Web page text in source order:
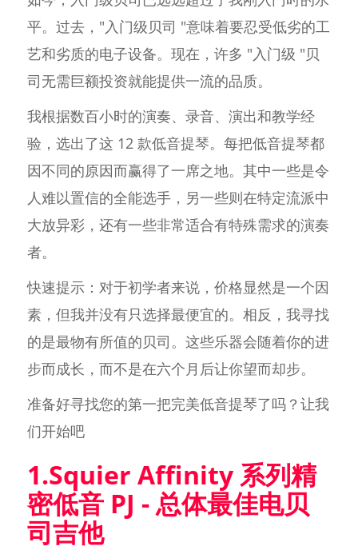
平。过去，"入门级贝司 "意味着要忍受低劣的工
艺和劣质的电子设备。现在，许多 "入门级 "贝
司无需巨额投资就能提供一流的品质。
我根据数百小时的演奏、录音、演出和教学经
验，选出了这 12 款低音提琴。每把低音提琴都
因不同的原因而赢得了一席之地。其中一些是令
人难以置信的全能选手，另一些则在特定流派中
大放异彩，还有一些非常适合有特殊需求的演奏
者。
快速提示：对于初学者来说，价格显然是一个因
素，但我并没有只选择最便宜的。相反，我寻找
的是最物有所值的贝司。这些乐器会随着你的进
步而成长，而不是在六个月后让你望而却步。
准备好寻找您的第一把完美低音提琴了吗？让我
们开始吧
1.Squier Affinity 系列精
密低音 PJ - 总体最佳电贝
司吉他